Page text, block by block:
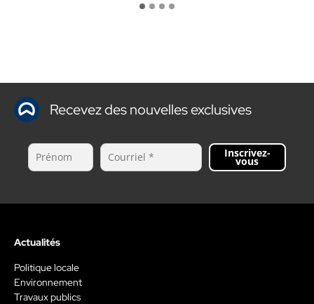
Recevez des nouvelles exclusives
Inscrivez-
vous
Actualités
Politique locale
Environnement
Travaux publics